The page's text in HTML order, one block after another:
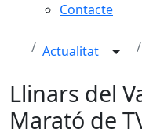
Contacte
Actualitat
Llinars del
Marató de